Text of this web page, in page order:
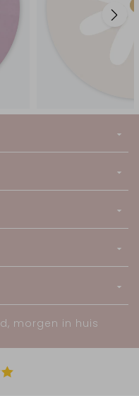
morgen in huis